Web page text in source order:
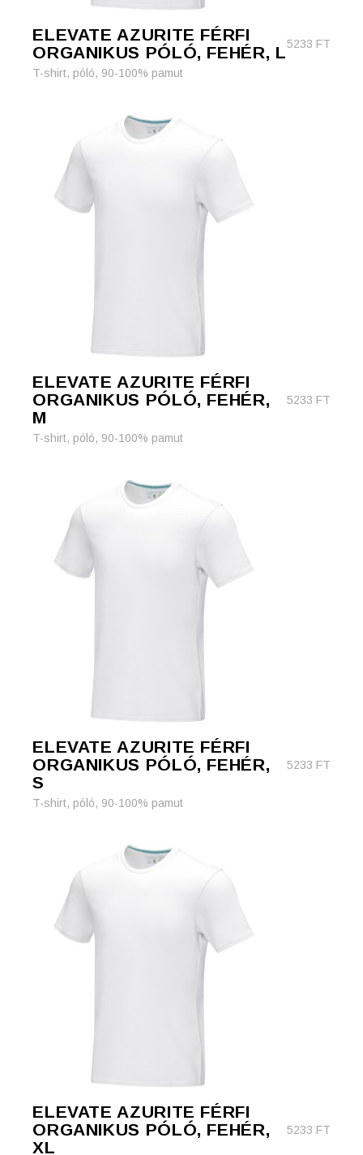
ELEVATE AZURITE FÉRFI
ORGANIKUS PÓLÓ, FEHÉR, L5233 FT
T-shirt, póló, 90-100% pamut
ELEVATE AZURITE FÉRFI
ORGANIKUS PÓLÓ, FEHÉR,
M
5233 FT
T-shirt, póló, 90-100% pamut
ELEVATE AZURITE FÉRFI
ORGANIKUS PÓLÓ, FEHÉR,
S
5233 FT
T-shirt, póló, 90-100% pamut
ELEVATE AZURITE FÉRFI
ORGANIKUS PÓLÓ, FEHÉR,
XL
5233 FT